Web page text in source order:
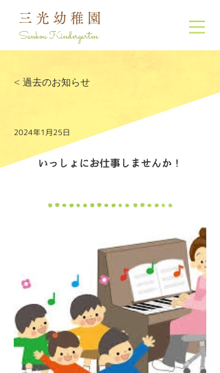
三光幼稚園
Sankou Kindergarten
< 過去のお知らせ
2024年1月25日
いっしょにお仕事しませんか！